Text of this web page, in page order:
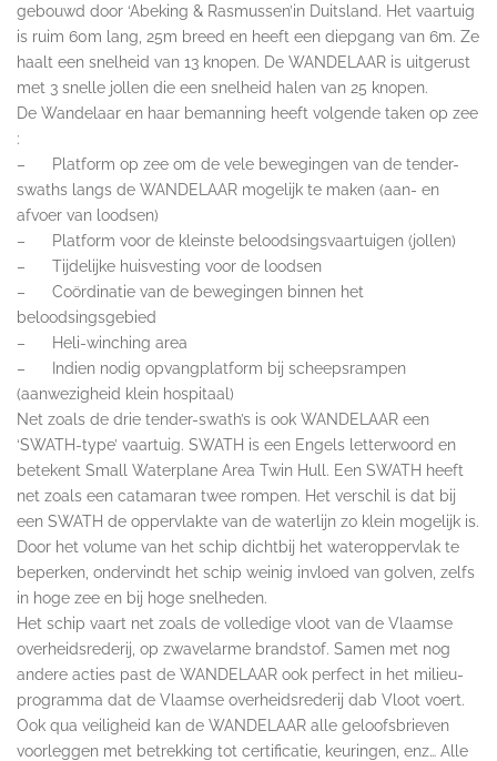
gebouwd door ‘Abeking & Rasmussen’in Duitsland. Het vaartuig
is ruim 60m lang, 25m breed en heeft een diepgang van 6m. Ze
haalt een snelheid van 13 knopen. De WANDELAAR is uitgerust
met 3 snelle jollen die een snelheid halen van 25 knopen.
De Wandelaar en haar bemanning heeft volgende taken op zee
:
– Platform op zee om de vele bewegingen van de tender-
swaths langs de WANDELAAR mogelijk te maken (aan- en
afvoer van loodsen)
– Platform voor de kleinste beloodsingsvaartuigen (jollen)
– Tijdelijke huisvesting voor de loodsen
– Coördinatie van de bewegingen binnen het
beloodsingsgebied
– Heli-winching area
– Indien nodig opvangplatform bij scheepsrampen
(aanwezigheid klein hospitaal)
Net zoals de drie tender-swath’s is ook WANDELAAR een
‘SWATH-type’ vaartuig. SWATH is een Engels letterwoord en
betekent Small Waterplane Area Twin Hull. Een SWATH heeft
net zoals een catamaran twee rompen. Het verschil is dat bij
een SWATH de oppervlakte van de waterlijn zo klein mogelijk is.
Door het volume van het schip dichtbij het wateroppervlak te
beperken, ondervindt het schip weinig invloed van golven, zelfs
in hoge zee en bij hoge snelheden.
Het schip vaart net zoals de volledige vloot van de Vlaamse
overheidsrederij, op zwavelarme brandstof. Samen met nog
andere acties past de WANDELAAR ook perfect in het milieu-
programma dat de Vlaamse overheidsrederij dab Vloot voert.
Ook qua veiligheid kan de WANDELAAR alle geloofsbrieven
voorleggen met betrekking tot certificatie, keuringen, enz… Alle